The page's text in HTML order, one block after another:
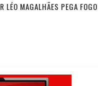
LÉO MAGALHÃES PEGA FOGO